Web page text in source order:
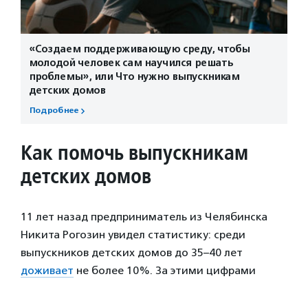
«Создаем поддерживающую среду, чтобы
молодой человек сам научился решать
проблемы», или Что нужно выпускникам
детских домов
Подробнее
Как помочь выпускникам
детских домов
11 лет назад предприниматель из Челябинска
Никита Рогозин увидел статистику: среди
выпускников детских домов до 35–40 лет
доживает не более 10%. За этими цифрами